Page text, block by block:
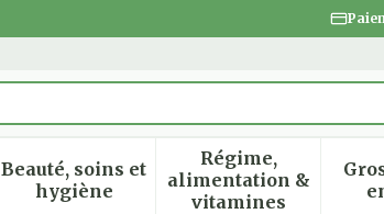
Beauté, soins et
hygièneAfficher le sous-menu pour la
Régime,
alimentation &
vitamines
Afficher le